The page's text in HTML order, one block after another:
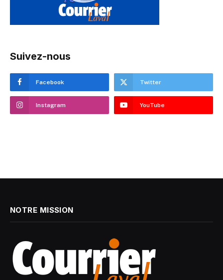
Suivez-nous
Facebook Twitter
Instagram YouTube
NOTRE MISSION